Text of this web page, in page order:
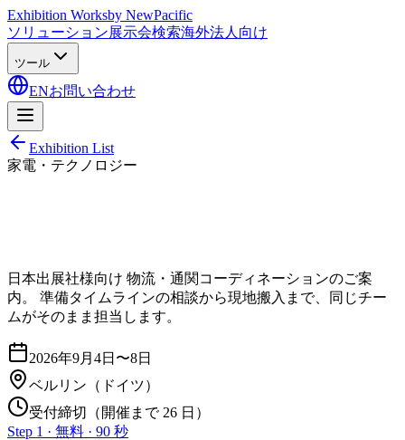
Exhibition Worksby NewPacific
ソリューション展示会検索海外法人向け
ツール
ENお問い合わせ
Exhibition List
家電・テクノロジー
日本出展社様向け 物流・通関コーディネーションのご案
内。 準備タイムラインの相談から現地搬入まで、同じチー
ムがそのまま担当します。
2026年9月4日〜8日
ベルリン （ドイツ）
受付締切（開催まで 26 日）
Step 1 · 無料 · 90 秒